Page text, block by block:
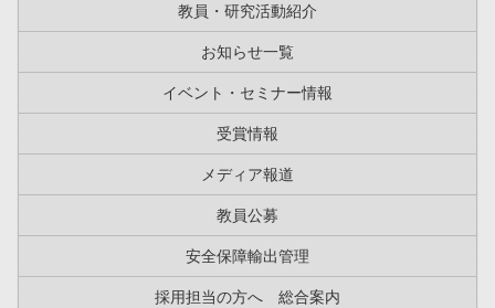
教員・研究活動紹介
お知らせ一覧
イベント・セミナー情報
受賞情報
メディア報道
教員公募
安全保障輸出管理
採用担当の方へ 総合案内